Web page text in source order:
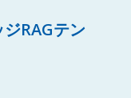
RAGテン